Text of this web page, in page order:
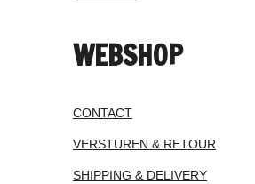
WEBSHOP
CONTACT
VERSTUREN & RETOUR
SHIPPING & DELIVERY